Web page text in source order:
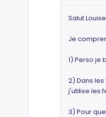
Salut
Je
1) Perso je
2) Dans
j'utilise les
3) Pour